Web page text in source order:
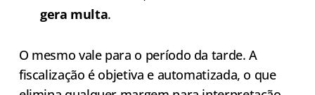
gera multa.
O mesmo vale para o período da tarde. A
fiscalização é objetiva e automatizada, o que